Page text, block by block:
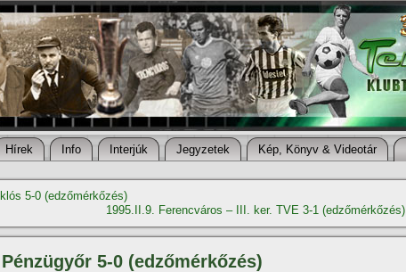
Hí­rek Info Interjúk Jegyzetek Kép, Könyv & Videotár
5-0 (edzőmérkőzés)
1995.II.9. Ferencváros – III. ker. TVE 3-1 (edzőmérkőzés)
5-0 (edzőmérkőzés)